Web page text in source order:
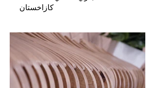
كازاخستان